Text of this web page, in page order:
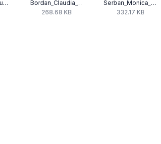
Dumitru_Claudiu_13062013.pdf
Bordan_Claudia_13062013.pdf
268.68 KB
Serban_Monica_-_DECLARATIE_DE_AVERE_2013.pdf
332.17 KB